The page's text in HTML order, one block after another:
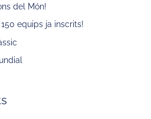
del Món!
equips ja inscrits!